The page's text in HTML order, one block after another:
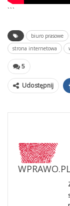
```
biuro prasowe
strona internetowa
5
Udostępnij